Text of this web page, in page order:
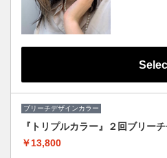
ブリーチデザインカラー
『トリプルカラー』２回ブリー
￥13,800